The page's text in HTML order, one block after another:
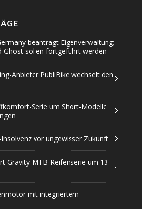
beantragt Eigenverwaltung;
Ghost sollen fortgeführt werden
Anbieter PubliBike wechselt den
Serie um Short-Modelle
Insolvenz vor ungewisser Zukunft
Gravity-MTB-Reifenserie um 13
mit integriertem